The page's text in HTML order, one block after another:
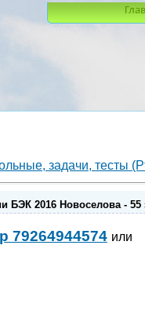
задачи, тесты
БЭК 2016 Новоселова - 55
79264944574 или